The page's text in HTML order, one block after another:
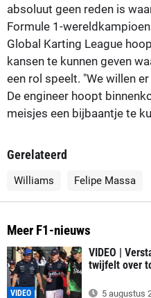
absoluut geen reden is
Formule 1-
Global Karting League
kansen te kunnen geven
een rol speelt. "We willen
De engineer hoopt
meisjes een bijbaantje te
Gerelateerd
Williams Felipe Massa
Meer F1-nieuws
VIDEO
VIDEO |
twijfelt over
5 augustus